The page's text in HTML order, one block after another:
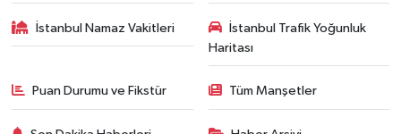
İstanbul Namaz Vakitleri
İstanbul Trafik Yoğunluk
Haritası
Puan Durumu ve Fikstür Tüm Manşetler